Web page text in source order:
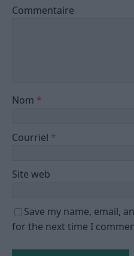
Commentaire
Nom *
Courriel *
Site web
Save my name, email,
for the next time I